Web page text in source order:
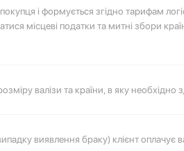
і формується згідно тарифам
місцеві податки та митні збори
валізи та країни, в яку необхідно
вартість та терміни доставки
виявлення браку) клієнт оплачує